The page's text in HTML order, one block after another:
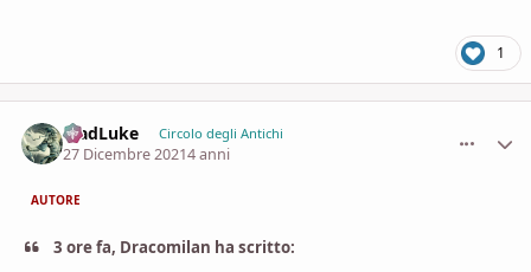
1
MadLuke Circolo degli Antichi
27 Dicembre 20214 anni
AUTORE
3 ore fa, Dracomilan ha scritto: